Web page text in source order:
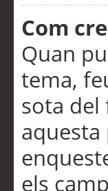
Com
Quan
tema,
sota
els